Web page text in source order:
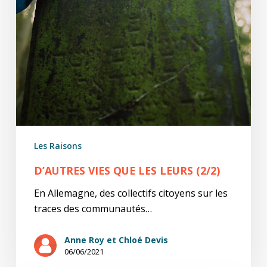
Les Raisons
D’AUTRES VIES QUE LES LEURS (2/2)
En Allemagne, des collectifs citoyens sur les
traces des communautés…
Anne Roy et Chloé Devis
06/06/2021